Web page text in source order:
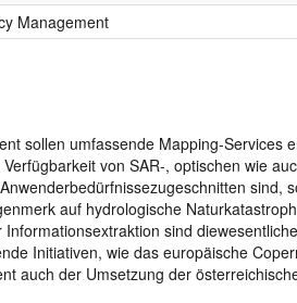
Management
sollen umfassende Mapping-Services
von SAR-, optischen wie
sind,
auf hydrologische
sind
Initiativen, wie das europäische
auch der Umsetzung der